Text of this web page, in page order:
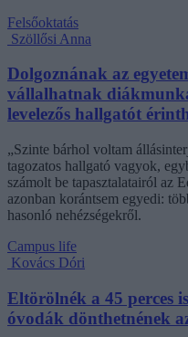
Felsőoktatás
Szöllősi Anna
Dolgoznának az
vállalhatnak
levelezős hallgatót
„Szinte bárhol voltam
tagozatos hallgató vagyok,
számolt be tapasztalatairól az
azonban korántsem egyedi:
hasonló nehézségekről.
Campus life
Kovács Dóri
Eltörölnék a 45 perces
óvodák dönthetnének